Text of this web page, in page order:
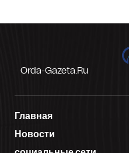
Orda-Gazeta.ru
Главная
Новости